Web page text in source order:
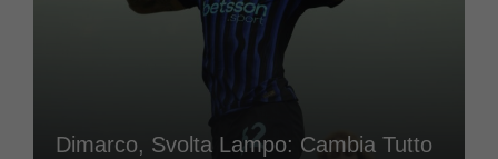
Dimarco, Svolta Lampo: Cambia Tutto